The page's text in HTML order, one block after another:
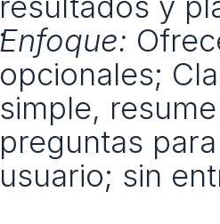
Enfoque:
opcionales;
simple,
preguntas
usuario; sin